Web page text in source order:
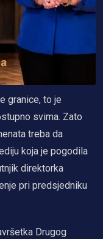
granice, to je
svima. Zato
treba da
koja je pogodila
direktorka
pri predsjedniku
Drugog